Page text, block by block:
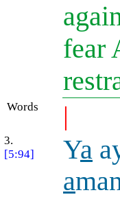
fear
Words |
3.
[5:94]
Ya
a